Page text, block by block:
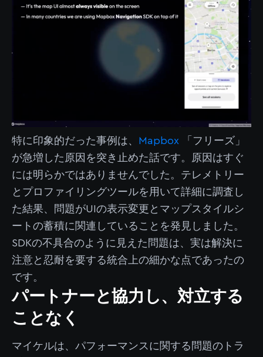
特に印象的だった事例は、 Mapbox
「フリーズ」
が急増した原因を突き止めた話です。原因はすぐ
には明らかではありませんでした。テレメトリー
とプロファイリングツールを用いて詳細に調査し
た結果、問題がUIの表示変更とマップスタイルシ
ートの蓄積に関連していることを発見しました。
SDKの不具合のように見えた問題は、実は解決に
注意と忍耐を要する統合上の細かな点であったの
です。
パートナーと協力し、対立する
ことなく
マイケルは、パフォーマンスに関する問題のトラ